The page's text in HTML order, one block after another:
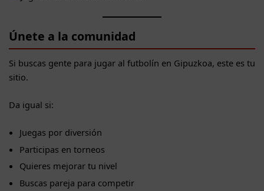
Únete a la comunidad
Si buscas gente para jugar al futbolín en Gipuzkoa, este es tu
sitio.
Da igual si:
Juegas por diversión
Participas en torneos
Quieres mejorar tu nivel
Buscas pareja para competir